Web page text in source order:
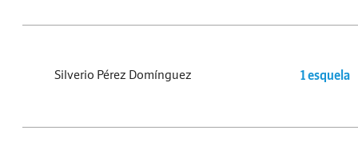
Silverio Pérez Domínguez 1 esquela